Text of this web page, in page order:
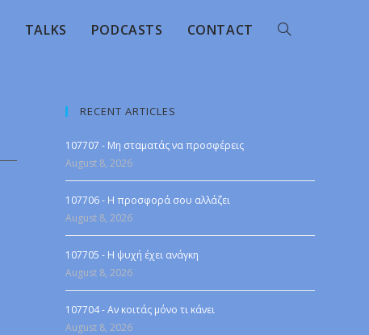
TALKS PODCASTS CONTACT
RECENT ARTICLES
107707 - Μη σταματάς να προσφέρεις
August 8, 2026
107706 - Η προσφορά σου αλλάζει
August 8, 2026
107705 - Η ψυχή έχει ανάγκη
August 8, 2026
107704 - Αν κοιτάς μόνο τι κάνει
August 8, 2026